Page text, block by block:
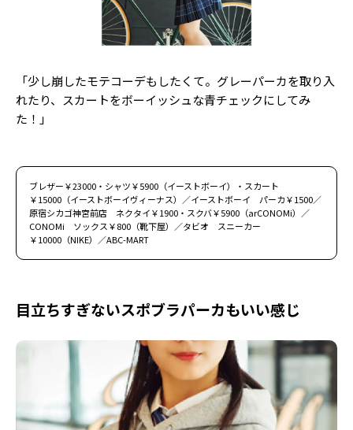
ST member
新規会員登録・ログイン
「少し崩したモテコーデもしたくて。グレーパーカを取り入
れたり、スカートをボーイッシュな青チェックにしてみ
た！」
ブレザー￥23000・シャツ￥5900（イーストボーイ）・スカート
￥15000（イーストボーイヴィーナス）／イーストボーイ パーカ￥1500／
原宿シカゴ神宮前店 ネクタイ￥1900・スクバ￥5900（arCONOMi）／
CONOMi ソックス￥800（靴下屋）／タビオ スニーカー
￥10000（NIKE）／ABC-MART
目立ちすぎないスポブラパーカもいい感じ